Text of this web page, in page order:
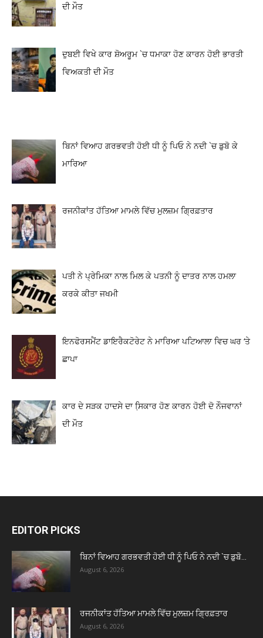
ਦੀ ਮੌਤ
ਦੁਬਈ ਵਿਖੇ ਕਾਰ ਸ਼ੋਅਰੂਮ `ਚ ਧਮਾਕਾ ਹੋਣ ਕਾਰਨ ਹੋਈ ਭਾਰਤੀ
ਵਿਅਕਤੀ ਦੀ ਮੌਤ
ਬਿਨਾਂ ਵਿਆਹ ਗਰਭਵਤੀ ਹੋਈ ਧੀ ਨੂੰ ਪਿਓ ਨੇ ਨਦੀ `ਚ ਡੁਬੋ ਕੇ
ਮਾਰਿਆ
ਰਜਨੀਕਾਂਤ ਹੱਤਿਆ ਮਾਮਲੇ ਵਿੱਚ ਮੁਲਜ਼ਮ ਗ੍ਰਿਫ਼ਤਾਰ
ਪਤੀ ਨੇ ਪ੍ਰੇਮਿਕਾ ਨਾਲ ਮਿਲ ਕੇ ਪਤਨੀ ਨੂੰ ਦਾਤਰ ਨਾਲ ਹਮਲਾ
ਕਰਕੇ ਕੀਤਾ ਜਖਮੀ
ਇਨਫੋਰਸਮੈਂਟ ਡਾਇਰੈਕਟੋਰੇਟ ਨੇ ਮਾਰਿਆ ਪਟਿਆਲਾ ਵਿਚ ਘਰ ‘ਤੇ
ਛਾਪਾ
ਕਾਰ ਦੇ ਸੜਕ ਹਾਦਸੇ ਦਾ ਸਿ਼ਕਾਰ ਹੋਣ ਕਾਰਨ ਹੋਈ ਦੋ ਨੌਜਵਾਨਾਂ
ਦੀ ਮੌਤ
EDITOR PICKS
ਬਿਨਾਂ ਵਿਆਹ ਗਰਭਵਤੀ ਹੋਈ ਧੀ ਨੂੰ ਪਿਓ ਨੇ ਨਦੀ `ਚ ਡੁਬੋ...
August 6, 2026
ਰਜਨੀਕਾਂਤ ਹੱਤਿਆ ਮਾਮਲੇ ਵਿੱਚ ਮੁਲਜ਼ਮ ਗ੍ਰਿਫ਼ਤਾਰ
August 6, 2026